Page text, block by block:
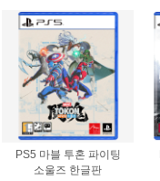
PS5 마블 투혼 파이팅
소울즈 한글판